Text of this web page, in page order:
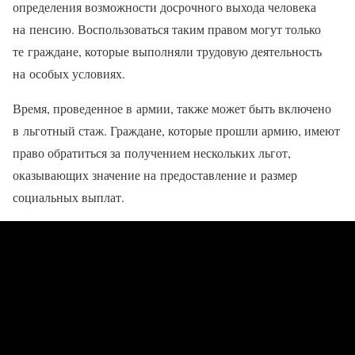
определения возможности досрочного выхода человека
на пенсию. Воспользоваться таким правом могут только
те граждане, которые выполняли трудовую деятельность
на особых условиях.
Время, проведенное в армии, также может быть включено
в льготный стаж. Граждане, которые прошли армию, имеют
право обратиться за получением нескольких льгот,
оказывающих значение на предоставление и размер
социальных выплат.